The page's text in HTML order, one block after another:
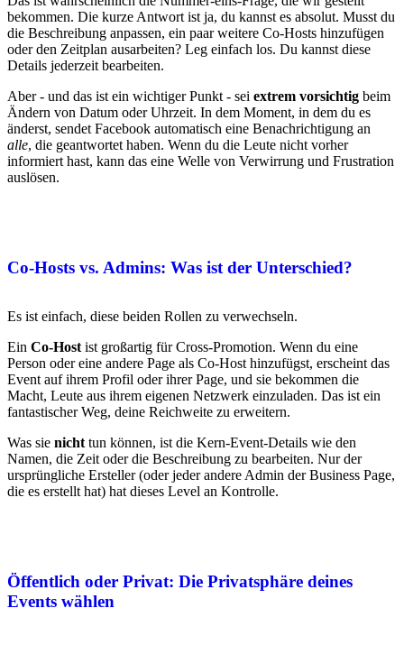
bekommen. Die kurze Antwort ist ja, du kannst es absolut. Musst du
die Beschreibung anpassen, ein paar weitere Co-Hosts hinzufügen
oder den Zeitplan ausarbeiten? Leg einfach los. Du kannst diese
Details jederzeit bearbeiten.
Aber - und das ist ein wichtiger Punkt - sei extrem vorsichtig beim
Ändern von Datum oder Uhrzeit. In dem Moment, in dem du es
änderst, sendet Facebook automatisch eine Benachrichtigung an
alle, die geantwortet haben. Wenn du die Leute nicht vorher
informiert hast, kann das eine Welle von Verwirrung und Frustration
auslösen.
Co-Hosts vs. Admins: Was ist der Unterschied?
Es ist einfach, diese beiden Rollen zu verwechseln.
Ein Co-Hostist großartig für Cross-Promotion. Wenn du eine
Person oder eine andere Page als Co-Host hinzufügst, erscheint das
Event auf ihrem Profil oder ihrer Page, und sie bekommen die
Macht, Leute aus ihrem eigenen Netzwerk einzuladen. Das ist ein
fantastischer Weg, deine Reichweite zu erweitern.
Was sie nichttun können, ist die Kern-Event-Details wie den
Namen, die Zeit oder die Beschreibung zu bearbeiten. Nur der
ursprüngliche Ersteller (oder jeder andere Admin der Business Page,
die es erstellt hat) hat dieses Level an Kontrolle.
Öffentlich oder Privat: Die Privatsphäre deines
Events wählen